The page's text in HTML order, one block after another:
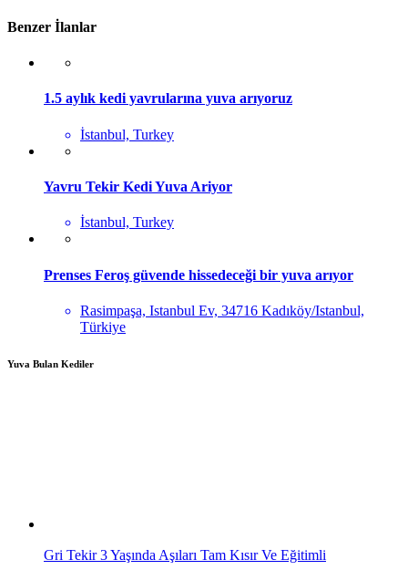
Benzer İlanlar
1.5 aylık kedi yavrularına yuva arıyoruz
İstanbul, Turkey
Yavru Tekir Kedi Yuva Ariyor
İstanbul, Turkey
Prenses Feroş güvende hissedeceği bir yuva arıyor
Rasimpaşa, Istanbul Ev, 34716 Kadıköy/Istanbul,
Türkiye
Yuva Bulan Kediler
Gri Tekir 3 Yaşında Aşıları Tam Kısır Ve Eğitimli